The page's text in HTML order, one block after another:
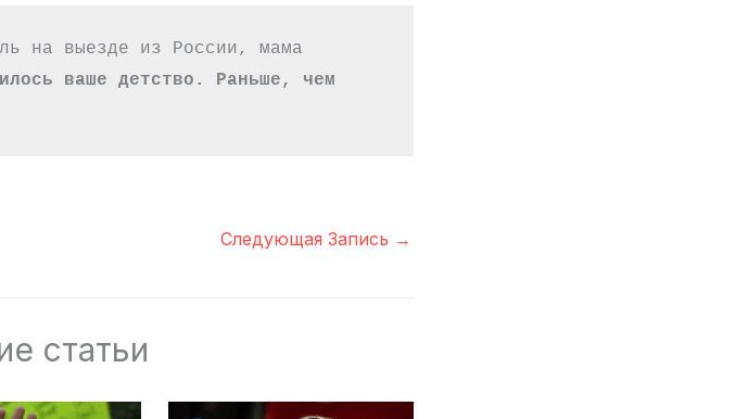
на выезде из России, мама
ваше детство. Раньше, чем
Следующая Запись →
статьи